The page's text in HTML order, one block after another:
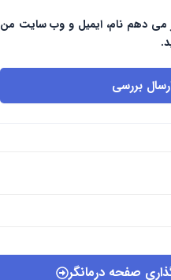
می دهم نام، ایمیل و وب سایت من
بررسی
صفحه درمانگر